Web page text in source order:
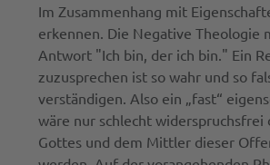
Im Zusammenhang mit
erkennen. Die Negative Theologie
Antwort "Ich bin, der ich bin." Ein
zuzusprechen ist so wahr und so
verständigen. Also ein „fast“
wäre nur schlecht
Gottes und dem Mittler dieser